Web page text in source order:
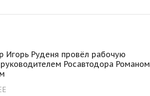
Игорь Руденя провёл рабочую
Росавтодора Романом